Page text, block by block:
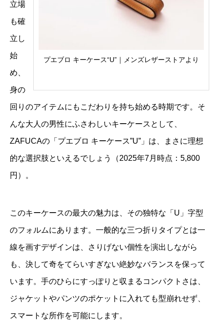
プエブロ キーケース“U”｜メンズレザーストアより
立場
も確
立し
始
め、
身の
回りのアイテムにもこだわりを持ち始める時期です。そ
んな大人の男性にふさわしいキーケースとして、
ZAFUCAの「プエブロ キーケース”U”」は、まさに理想
的な選択肢といえるでしょう（2025年7月時点：5,800
円）。
このキーケースの最大の魅力は、その独特な「U」字型
のフォルムにあります。一般的な三つ折りタイプとは一
線を画すデザインは、さりげない個性を演出しながら
も、決して奇をてらいすぎない絶妙なバランスを保って
います。手のひらにすっぽりと収まるコンパクトさは、
ジャケットやパンツのポケットに入れても型崩れせず、
スマートな所作を可能にします。